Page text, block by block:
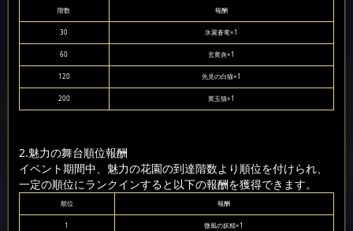
階数 報酬
30 氷翼蒼竜×1
60 玄黄炎×1
120 先見の白猫×1
200 黄玉猫×1
2.魅力の舞台順位報酬
イベント期間中、魅力の花園の到達階数より順位を付けられ、
一定の順位にランクインすると以下の報酬を獲得できます。
順位 報酬
1 微風の妖精×1